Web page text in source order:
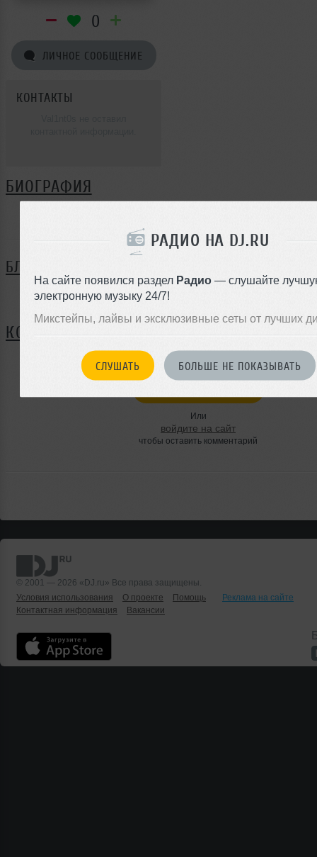
РАДИО НА DJ.RU
На сайте появился раздел Радио — слушайте
электронную музыку 24/7!
Микстейпы, лайвы и эксклюзивные сеты от лучших
СЛУШАТЬ БОЛЬШЕ НЕ ПОКАЗЫВАТЬ
0
ЛИЧНОЕ СООБЩЕНИЕ
КОНТАКТЫ
БИОГРАФИЯ
БЛОГ
Нет записей в блоге
КОММЕНТАРИИ
Или
войдите на сайт
чтобы оставить комментарий
© 2001 — 2026 «DJ.ru» Все права защищены.
Условия использования
О проекте Помощь
Реклама на сайте
Контактная информация
Вакансии